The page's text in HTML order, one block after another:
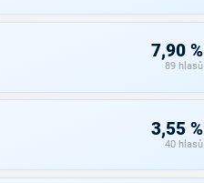
7,90 %
89 hlasů
3,55 %
40 hlasů